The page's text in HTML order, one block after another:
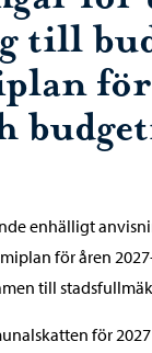
till
enhälligt
för åren
till
för